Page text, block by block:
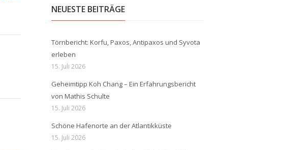
NEUESTE BEITRÄGE
Törnbericht: Korfu, Paxos, Antipaxos und Syvota
erleben
15. Juli 2026
Geheimtipp Koh Chang – Ein Erfahrungsbericht
von Mathis Schulte
15. Juli 2026
Schöne Hafenorte an der Atlantikküste
15. Juli 2026